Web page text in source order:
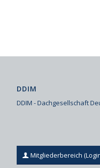
DDIM
DDIM - Dachgesellschaft
Mitgliederbereich